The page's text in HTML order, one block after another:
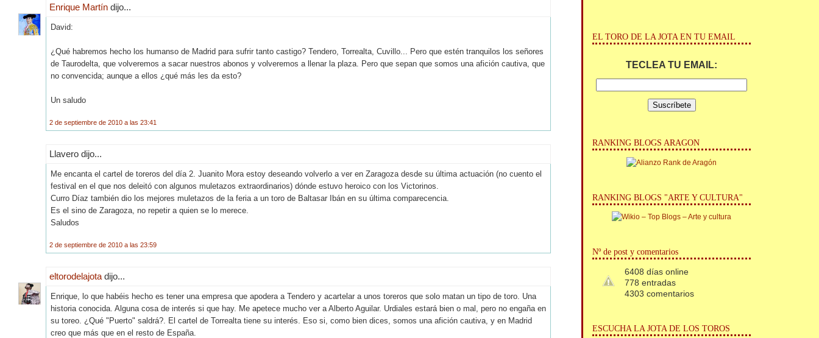
Enrique Martín dijo...
David:
¿Qué habremos hecho los humanso de Madrid para sufrir tanto castigo? Tendero, Torrealta, Cuvillo... Pero que estén tranquilos los señores
de Taurodelta, que volveremos a sacar nuestros abonos y volveremos a llenar la plaza. Pero que sepan que somos una afición cautiva, que
no convencida; aunque a ellos ¿qué más les da esto?
Un saludo
2 de septiembre de 2010 a las 23:41
Llavero dijo...
Me encanta el cartel de toreros del día 2. Juanito Mora estoy deseando volverlo a ver en Zaragoza desde su última actuación (no cuento el
festival en el que nos deleitó con algunos muletazos extraordinarios) dónde estuvo heroico con los Victorinos.
Curro Díaz también dio los mejores muletazos de la feria a un toro de Baltasar Ibán en su última comparecencia.
Es el sino de Zaragoza, no repetir a quien se lo merece.
Saludos
2 de septiembre de 2010 a las 23:59
eltorodelajota dijo...
Enrique, lo que habéis hecho es tener una empresa que apodera a Tendero y acartelar a unos toreros que solo matan un tipo de toro. Una
historia conocida. Alguna cosa de interés si que hay. Me apetece mucho ver a Alberto Aguilar. Urdiales estará bien o mal, pero no engaña en
su toreo. ¿Qué "Puerto" saldrá?. El cartel de Torrealta tiene su interés. Eso si, como bien dices, somos una afición cautiva, y en Madrid
creo que más que en el resto de España.
EL TORO DE LA JOTA EN TU EMAIL
TECLEA TU EMAIL:
RANKING BLOGS ARAGON
RANKING BLOGS "ARTE Y CULTURA"
Nº de post y comentarios
6408 días online
778 entradas
4303 comentarios
ESCUCHA LA JOTA DE LOS TOROS